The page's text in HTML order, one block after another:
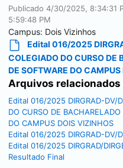
Publicado 4/30/2025, 8:34:31
5:59:48 PM
Campus: Dois Vizinhos
Edital 016/2025
COLEGIADO DO CURSO DE
DE SOFTWARE DO
Arquivos relacionados
Edital 016/2025 DIRGRAD-DV/
DO CURSO DE
DO CAMPUS DOIS VIZINHOS
Edital 016/2025 DIRGRAD-DV/
Edital 016/2025 DIRGRAD/
Resultado Final